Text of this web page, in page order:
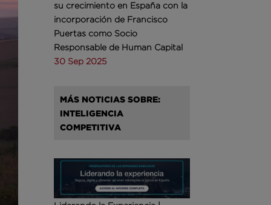
su crecimiento en España con la
incorporación de Francisco
Puertas como Socio
Responsable de Human Capital
30 Sep 2025
MÁS NOTICIAS SOBRE:
INTELIGENCIA
COMPETITIVA